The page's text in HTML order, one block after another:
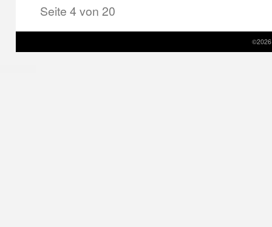
Seite 4 von 20
©2026